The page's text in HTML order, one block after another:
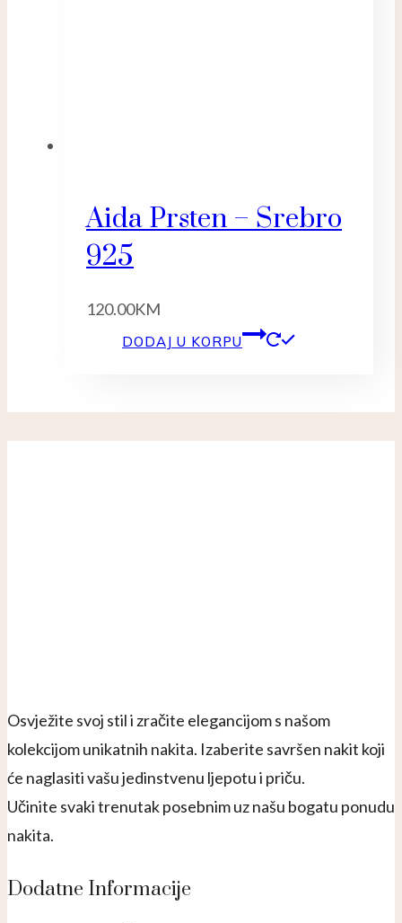
Aida Prsten – Srebro
925
120.00KM
DODAJ U KORPU
Osvježite svoj stil i zračite elegancijom s našom
kolekcijom unikatnih nakita. Izaberite savršen nakit koji
će naglasiti vašu jedinstvenu ljepotu i priču.
Učinite svaki trenutak posebnim uz našu bogatu ponudu
nakita.
Dodatne Informacije